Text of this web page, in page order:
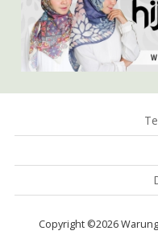
Copyright ©2026